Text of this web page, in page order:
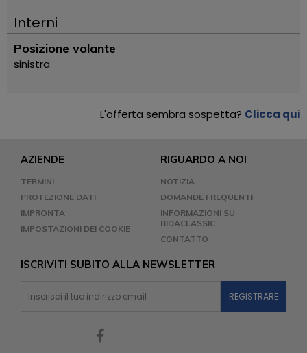
Interni
Posizione volante
sinistra
L'offerta sembra sospetta? Clicca qui
AZIENDE
TERMINI
PROTEZIONE DATI
IMPRONTA
IMPOSTAZIONI DEI COOKIE
RIGUARDO A NOI
NOTIZIA
DOMANDE FREQUENTI
INFORMAZIONI SU
BIDACLASSIC
CONTATTO
ISCRIVITI SUBITO ALLA NEWSLETTER